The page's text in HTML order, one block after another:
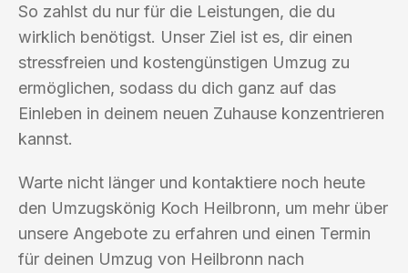
So zahlst du nur für die Leistungen, die du
wirklich benötigst. Unser Ziel ist es, dir einen
stressfreien und kostengünstigen Umzug zu
ermöglichen, sodass du dich ganz auf das
Einleben in deinem neuen Zuhause konzentrieren
kannst.
Warte nicht länger und kontaktiere noch heute
den Umzugskönig Koch Heilbronn, um mehr über
unsere Angebote zu erfahren und einen Termin
für deinen Umzug von Heilbronn nach